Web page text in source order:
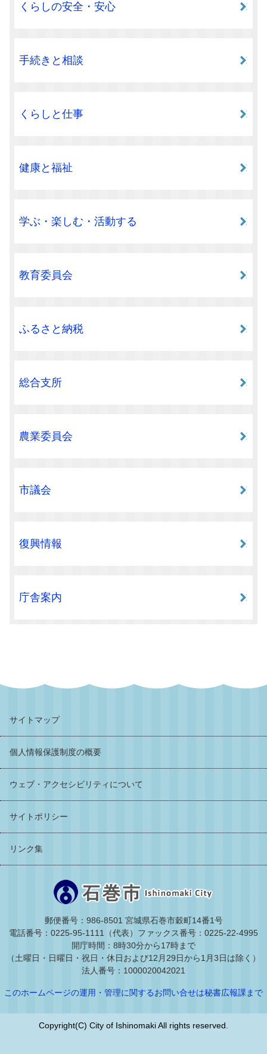
くらしの安全・安心
手続きと相談
くらしと仕事
健康と福祉
学ぶ・楽しむ・活動する
教育委員会
ふるさと納税
総合支所
農業委員会
市議会
復興情報
庁舎案内
サイトマップ
個人情報保護制度の概要
ウェブ・アクセシビリティについて
サイトポリシー
リンク集
郵便番号：986-8501 宮城県石巻市穀町14番1号
電話番号：0225-95-1111（代表） ファックス番号：0225-22-4995
開庁時間：8時30分から17時まで
（土曜日・日曜日・祝日・休日および12月29日から1月3日は除く）
法人番号：1000020042021
このホームページの運用・管理に関するお問い合せは秘書広報課まで
Copyright(C) City of Ishinomaki All rights reserved.